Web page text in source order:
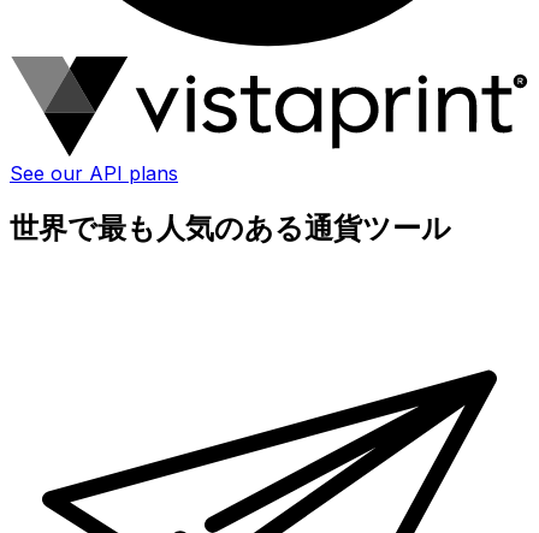
See our API plans
世界で最も人気のある通貨ツール